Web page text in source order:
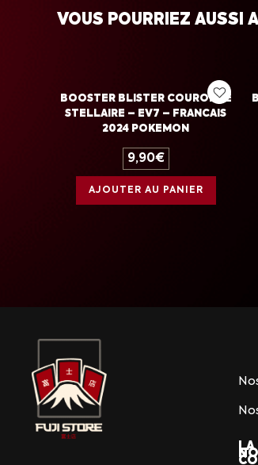
VOUS POURRIEZ AUSSI
BOOSTER BLISTER COURONNE
STELLAIRE – EV7 – FRANCAIS
2024 POKEMON
9,90€
AJOUTER AU PANIER
LA